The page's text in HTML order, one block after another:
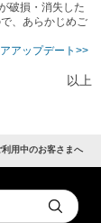
破損・消失した
、あらかじめご
アップデート>>
以上
用中のお客さまへ
Submit